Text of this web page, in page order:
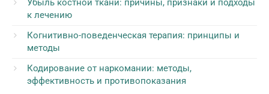
Убыль костной ткани: причины, признаки и подходы
к лечению
Когнитивно-поведенческая терапия: принципы и
методы
Кодирование от наркомании: методы,
эффективность и противопоказания